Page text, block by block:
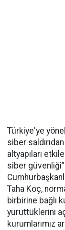
Türkiye'ye
siber
altyapıları
siber
Taha Koç,
birbirine bağlı
yürüttüklerini
kurumlarımız